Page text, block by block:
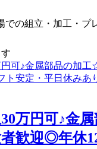
での組立・加工・プ
万円可♪金
歓迎◎年休